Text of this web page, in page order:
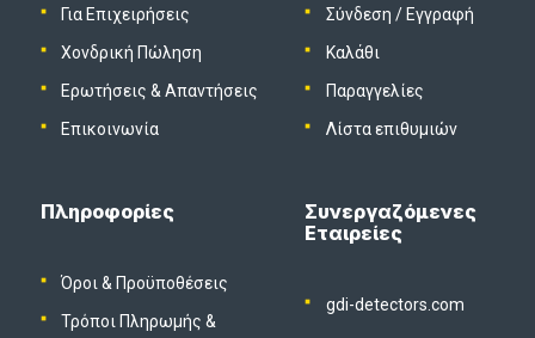
Για Επιχειρήσεις
Χονδρική Πώληση
Ερωτήσεις & Απαντήσεις
Επικοινωνία
Σύνδεση / Εγγραφή
Καλάθι
Παραγγελίες
Λίστα επιθυμιών
Πληροφορίες
Όροι & Προϋποθέσεις
Τρόποι Πληρωμής &
Συνεργαζόμενες
Εταιρείες
gdi-detectors.com